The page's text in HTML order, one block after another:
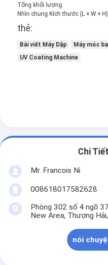
Tổng khối lượng
Nhìn chung Kích thước (L × W × H)
thẻ:
Bài viết Máy Dập
Máy móc
UV Coating Machine
Chi
Mr. Francois Ni
008618017582628
Phòng 302 số 4 ngõ
New Area, Thượng
nói